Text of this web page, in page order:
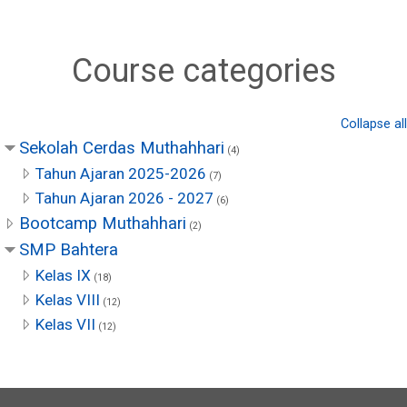
Course categories
Collapse all
Sekolah Cerdas Muthahhari (4)
Tahun Ajaran 2025-2026 (7)
Tahun Ajaran 2026 - 2027 (6)
Bootcamp Muthahhari (2)
SMP Bahtera
Kelas IX (18)
Kelas VIII (12)
Kelas VII (12)